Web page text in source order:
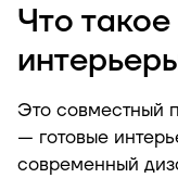
Что
Это совместный
— готовые
современный